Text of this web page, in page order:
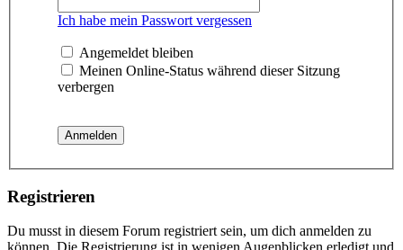
Ich habe mein Passwort vergessen
Angemeldet bleiben
Meinen Online-Status während dieser Sitzung
verbergen
Registrieren
Du musst in diesem Forum registriert sein, um dich anmelden zu